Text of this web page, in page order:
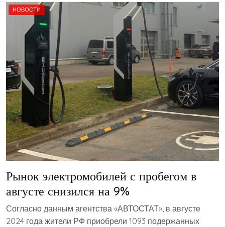
НОВОСТИ
Рынок электромобилей с пробегом в
августе снизился на 9%
Согласно данным агентства «АВТОСТАТ», в августе
2024 года жители РФ приобрели 1093 подержанных